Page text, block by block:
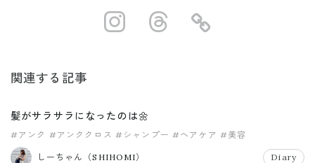
https://https://
関連する記事
髪がサラサラになったのは🌼
#アンク #アンククロス #シャンプー #ヘアケア #美容
しーちゃん（SHIHOMI） Diary